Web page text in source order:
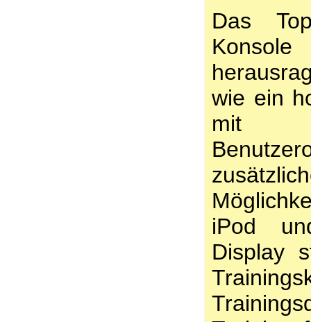
Das
wie ein
mit
iPod
Display